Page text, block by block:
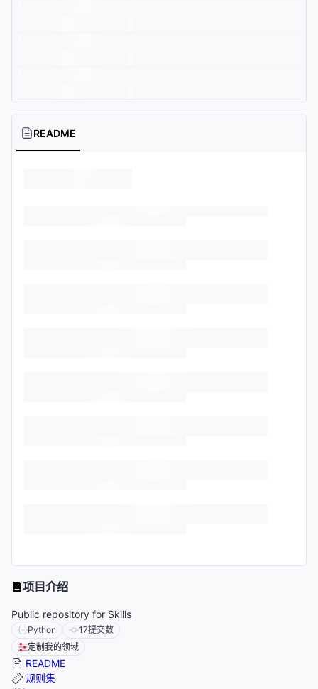
README
项目介绍
Public repository for Skills
Python 17提交数
定制我的领域
README
规则集